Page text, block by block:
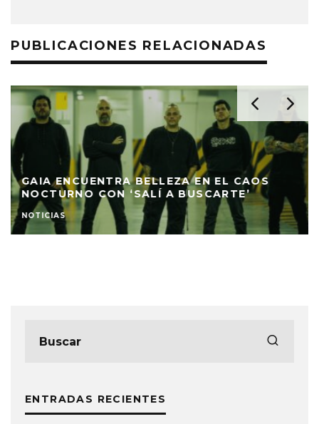
PUBLICACIONES RELACIONADAS
GAIA ENCUENTRA BELLEZA EN EL CAOS
NOCTURNO CON ‘SALÍ A BUSCARTE’
NOTICIAS
ENTRADAS RECIENTES